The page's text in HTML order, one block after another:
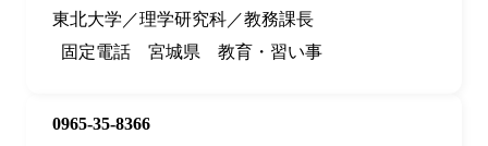
東北大学／理学研究科／教務課長
固定電話
宮城県 教育・習い事
0965-35-8366